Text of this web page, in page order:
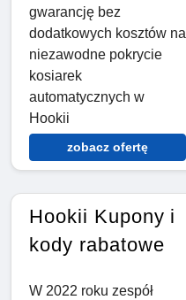
gwarancję bez
dodatkowych kosztów na
niezawodne pokrycie
kosiarek
automatycznych w
Hookii
zobacz ofertę
Hookii Kupony i
kody rabatowe
W 2022 roku zespół